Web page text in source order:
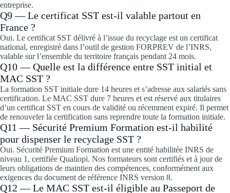
entreprise.
Q9 — Le certificat SST est-il valable partout en
France ?
Oui. Le certificat SST délivré à l’issue du recyclage est un certificat
national, enregistré dans l’outil de gestion FORPREV de l’INRS,
valable sur l’ensemble du territoire français pendant 24 mois.
Q10 — Quelle est la différence entre SST initial et
MAC SST ?
La formation SST initiale dure 14 heures et s’adresse aux salariés sans
certification. Le MAC SST dure 7 heures et est réservé aux titulaires
d’un certificat SST en cours de validité ou récemment expiré. Il permet
de renouveler la certification sans reprendre toute la formation initiale.
Q11 — Sécurité Premium Formation est-il habilité
pour dispenser le recyclage SST ?
Oui. Sécurité Premium Formation est une entité habilitée INRS de
niveau 1, certifiée Qualiopi. Nos formateurs sont certifiés et à jour de
leurs obligations de maintien des compétences, conformément aux
exigences du document de référence INRS version 8.
Q12 — Le MAC SST est-il éligible au Passeport de